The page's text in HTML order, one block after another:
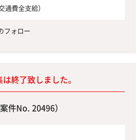
通費全支給）
フォロー
は終了致しました。
件No. 20496）